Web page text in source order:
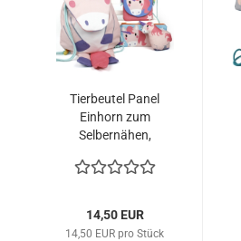
Tierbeutel Panel
Einhorn zum
Selbernähen,
14,50 EUR
14,50 EUR pro Stück